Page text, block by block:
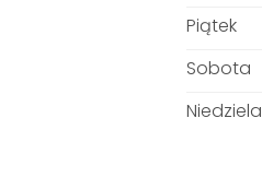
Piątek
Sobota
Niedziela